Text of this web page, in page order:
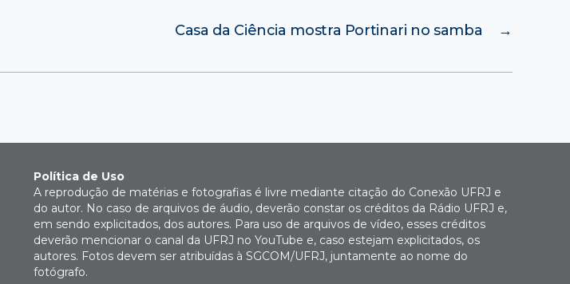
→
Casa da Ciência mostra Portinari no samba
Política de Uso
A reprodução de matérias e fotografias é livre mediante citação do Conexão UFRJ e
do autor. No caso de arquivos de áudio, deverão constar os créditos da Rádio UFRJ e,
em sendo explicitados, dos autores. Para uso de arquivos de vídeo, esses créditos
deverão mencionar o canal da UFRJ no YouTube e, caso estejam explicitados, os
autores. Fotos devem ser atribuídas à SGCOM/UFRJ, juntamente ao nome do
fotógrafo.